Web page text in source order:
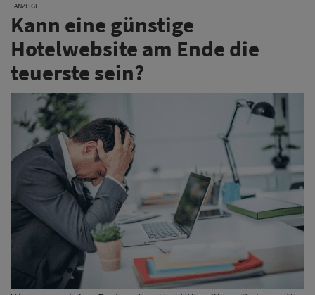
ANZEIGE
Kann eine günstige
Hotelwebsite am Ende die
teuerste sein?